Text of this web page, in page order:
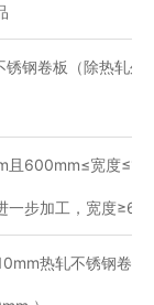
锈钢卷板（除热轧外
且600mm≤宽度
一步加工，宽度
热轧不锈钢卷板